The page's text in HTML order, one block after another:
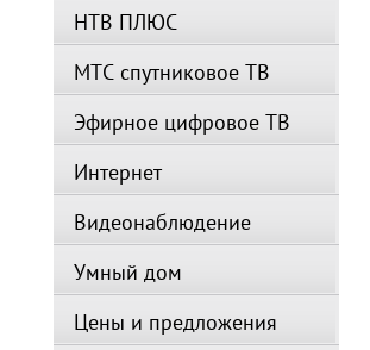
НТВ ПЛЮС
МТС спутниковое ТВ
Эфирное цифровое ТВ
Интернет
Видеонаблюдение
Умный дом
Цены и предложения